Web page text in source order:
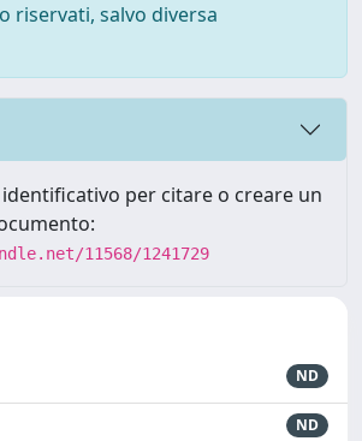
riservati, salvo diversa
per citare o creare un
11568/1241729
ND
ND